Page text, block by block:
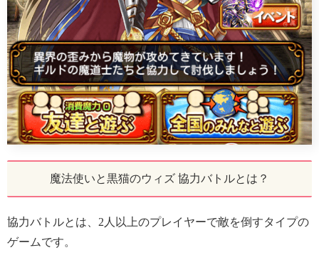
魔法使いと黒猫のウィズ 協力バトルとは？
協力バトルとは、2人以上のプレイヤーで敵を倒すタイプの
ゲームです。